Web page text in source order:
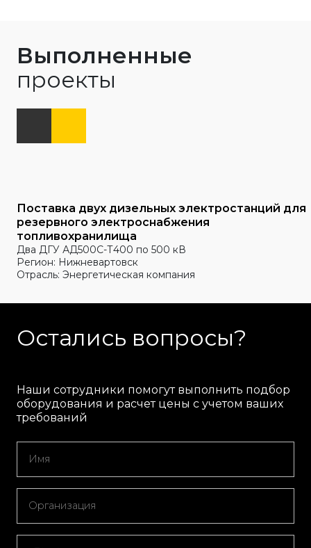
Выполненные
проекты
Поставка двух дизельных электростанций для
резервного электроснабжения
топливохранилища
Два ДГУ АД500С-Т400 по 500 кВ
Регион: Нижневартовск
Отрасль: Энергетическая компания
Остались вопросы?
Наши сотрудники помогут выполнить подбор
оборудования и расчет цены с учетом ваших
требований